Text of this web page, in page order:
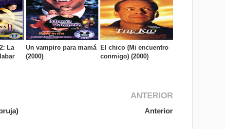
La
Un vampiro para mamá
(2000)
El chico (Mi encuentro
conmigo) (2000)
ANTERIOR
Anterior